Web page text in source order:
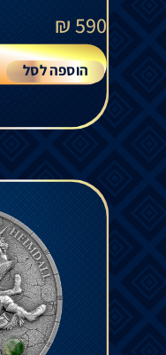
590
₪
הוספה לסל